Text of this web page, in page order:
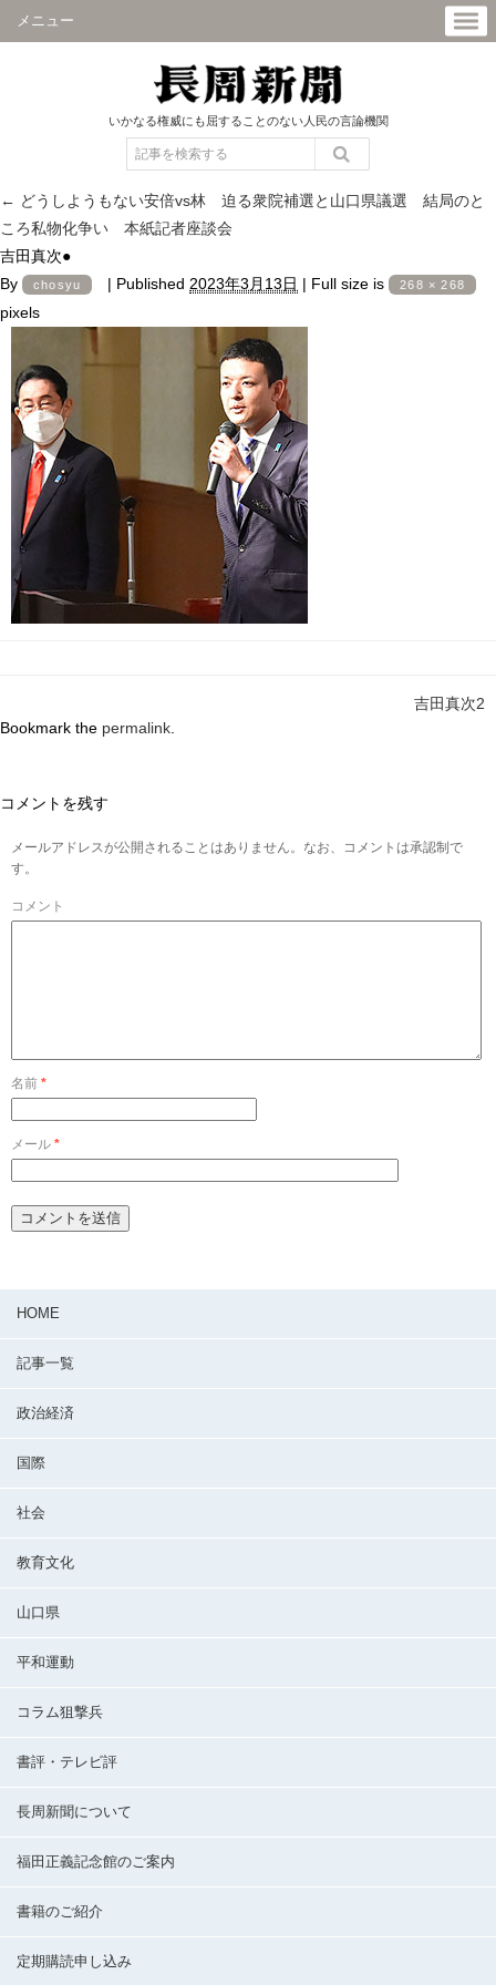
メニュー
いかなる権威にも屈することのない人民の言論機関
← どうしようもない安倍vs林 迫る衆院補選と山口県議選 結局のと
ころ私物化争い 本紙記者座談会
吉田真次●
By
chosyu | Published 2023年3月13日 | Full size is 268 × 268
pixels
吉田真次2
Bookmark the permalink
コメントを残す
メールアドレスが公開されることはありません。なお、コメントは承認制で
す。
コメント
名前 *
メール *
HOME
記事一覧
政治経済
国際
社会
教育文化
山口県
平和運動
コラム狙撃兵
書評・テレビ評
長周新聞について
福田正義記念館のご案内
書籍のご紹介
定期購読申し込み